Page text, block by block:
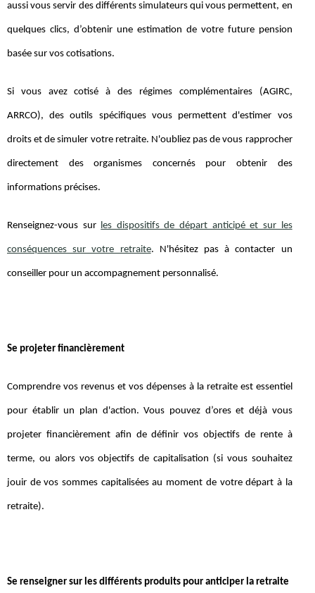
aussi vous servir des différents simulateurs qui vous permettent, en
quelques clics, d’obtenir une estimation de votre future pension
basée sur vos cotisations.
Si vous avez cotisé à des régimes complémentaires (AGIRC,
ARRCO), des outils spécifiques vous permettent d'estimer vos
droits et de simuler votre retraite. N'oubliez pas de vous rapprocher
directement des organismes concernés pour obtenir des
informations précises.
Renseignez-vous sur les dispositifs de départ anticipé et sur les
conséquences sur votre retraite. N'hésitez pas à contacter un
conseiller pour un accompagnement personnalisé.
Se projeter financièrement
Comprendre vos revenus et vos dépenses à la retraite est essentiel
pour établir un plan d'action. Vous pouvez d’ores et déjà vous
projeter financièrement afin de définir vos objectifs de rente à
terme, ou alors vos objectifs de capitalisation (si vous souhaitez
jouir de vos sommes capitalisées au moment de votre départ à la
retraite).
Se renseigner sur les différents produits pour anticiper la retraite